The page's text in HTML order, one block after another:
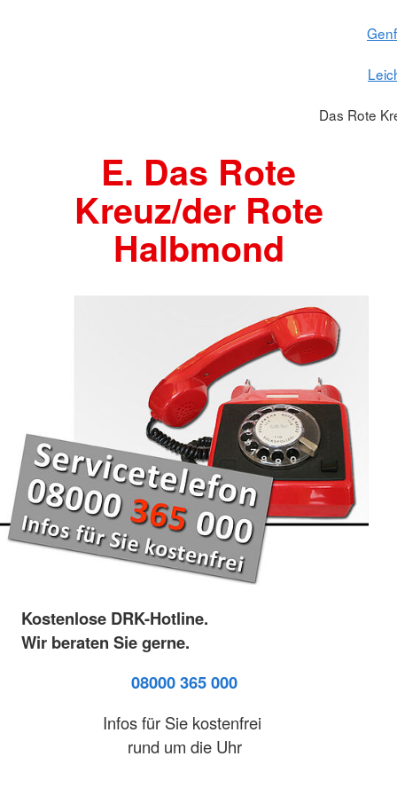
Das Rote
E. Das Rote
Kreuz/der Rote
Halbmond
Kostenlose DRK-Hotline.
Wir beraten Sie gerne.
08000 365 000
Infos für Sie kostenfrei
rund um die Uhr